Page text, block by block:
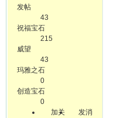
发帖
43
祝福宝石
215
威望
43
玛雅之石
0
创造宝石
0
加关
发消